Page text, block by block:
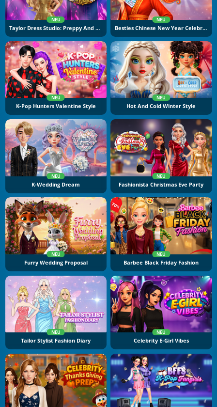
NEU
Taylor Dress Studio: Preppy And Wild West Glam
NEU
Besties Chinese New Year Celebration
NEU
K-Pop Hunters Valentine Style
NEU
Hot And Cold Winter Style
NEU
K-Wedding Dream
NEU
Fashionista Christmas Eve Party
NEU
Furry Wedding Proposal
NEU
Barbee Black Friday Fashion
NEU
Tailor Stylist Fashion Diary
NEU
Celebrity E-Girl Vibes